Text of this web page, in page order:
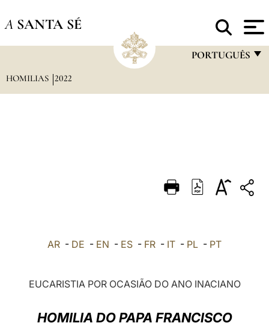
A SANTA SÉ
PORTUGUÊS
DEUTSCH
العربيّة
LATINE
HOMILIAS 2022
AR - DE - EN - ES - FR - IT - PL - PT
EUCARISTIA POR OCASIÃO DO ANO INACIANO
HOMILIA DO PAPA FRANCISCO